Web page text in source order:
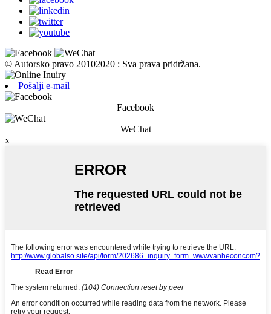
© Autorsko pravo 20102020 : Sva prava pridržana.
Pošalji e-mail
Facebook
WeChat
x